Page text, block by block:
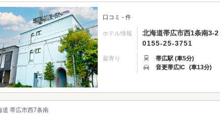
口コミ - 件
ホテル情報
北海道帯広市西1条南3-2
0155-25-3751
最寄り
帯広駅 (車5分)
音更帯広IC (車13分)
道 帯広市西7条南